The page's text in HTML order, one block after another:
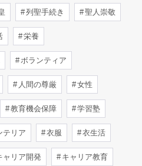
列聖手続き 聖人崇敬
栄養
ボランティア
人間の尊厳 女性
教育機会保障 学習塾
リア 衣服 衣生活
リア開発 キャリア教育